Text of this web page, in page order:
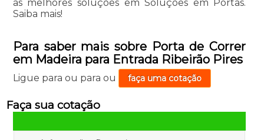
as melhores soluções em Soluções em Portas.
Saiba mais!
Para saber mais sobre Porta de Correr
em Madeira para Entrada Ribeirão Pires
Ligue para ou para ou faça uma cotação
Faça sua cotação